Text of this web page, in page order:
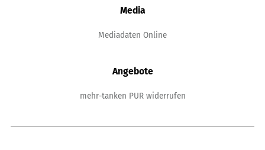
Media
Mediadaten Online
Angebote
mehr-tanken PUR widerrufen